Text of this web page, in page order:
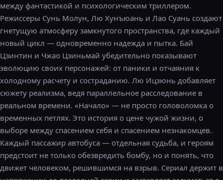
между фантастикой и психологическим триллером.
Режиссеры Сунь Молун, Лю Хунъюань и Лао Суань создают
гнетущую атмосферу замкнутого пространства, где каждый
новый цикл — одновременно надежда и пытка. Бай
Цзинтин и Чжао Цзиньмай убедительно показывают
эволюцию своих персонажей: от паники и отчаяния к
холодному расчету и состраданию. Лю Ицзюнь добавляет
сюжету реализма, ведя параллельное расследование в
реальном времени. «Начало» — не просто головоломка о
временных петлях. Это история о цене чужой жизни, о
выборе между спасением себя и спасением незнакомцев.
Каждый пассажир автобуса — отдельная судьба, и героям
предстоит не только обезвредить бомбу, но и понять, что
движет человеком, решившимся на взрыв. Сериал держит в